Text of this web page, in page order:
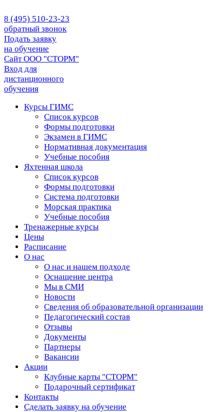
8 (495) 510-23-23
обратный звонок
Подать заявку
на обучение
Сайт ООО "СТОРМ"
Вход для
дистанционного
обучения
Курсы ГИМС
Список курсов
Формы подготовки
Экзамен в ГИМС
Нормативная документация
Учебные пособия
Яхтенная школа
Список курсов
Формы подготовки
Cистема подготовки
Морская практика
Учебные пособия
Тренажерные курсы
Цены
Расписание
О нас
О нас и нашем подходе
Оснащение центра
Мы в СМИ
Новости
Сведения об образовательной организации
Педагогический состав
Отзывы
Документы
Партнеры
Вакансии
Акции
Клубные карты "СТОРМ"
Подарочный сертификат
Контакты
Сделать заявку на обучение